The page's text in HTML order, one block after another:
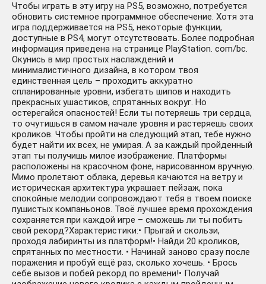
Чтобы играть в эту игру на PS5, возможно, потребуется
обновить системное программное обеспечение. Хотя эта
игра поддерживается на PS5, некоторые функции,
доступные в PS4, могут отсутствовать. Более подробная
информация приведена на странице PlayStation. com/bc.
Окунись в мир простых наслаждений и
минималистичного дизайна, в котором твоя
единственная цель – проходить аккуратно
спланированные уровни, избегать шипов и находить
прекрасных ушастиков, спрятанных вокруг. Но
остерегайся опасностей! Если ты потеряешь три сердца,
то очутишься в самом начале уровня и растеряешь своих
кроликов. Чтобы пройти на следующий этап, тебе нужно
будет найти их всех, не умирая. А за каждый пройденный
этап ты получишь милое изображение. Платформы
расположены на красочном фоне, нарисованном вручную.
Мимо пролетают облака, деревья качаются на ветру и
историческая архитектура украшает пейзаж, пока
спокойные мелодии сопровождают тебя в твоем поиске
пушистых компаньонов. Твоё лучшее время прохождения
сохраняется при каждой игре – сможешь ли ты побить
свой рекорд?Характеристики:• Прыгай и скользи,
проходя лабиринты из платформ!• Найди 20 кроликов,
спрятанных по местности. • Начинай заново сразу после
поражения и пробуй ещё раз, сколько хочешь. • Брось
себе вызов и побей рекорд по времени!• Получай